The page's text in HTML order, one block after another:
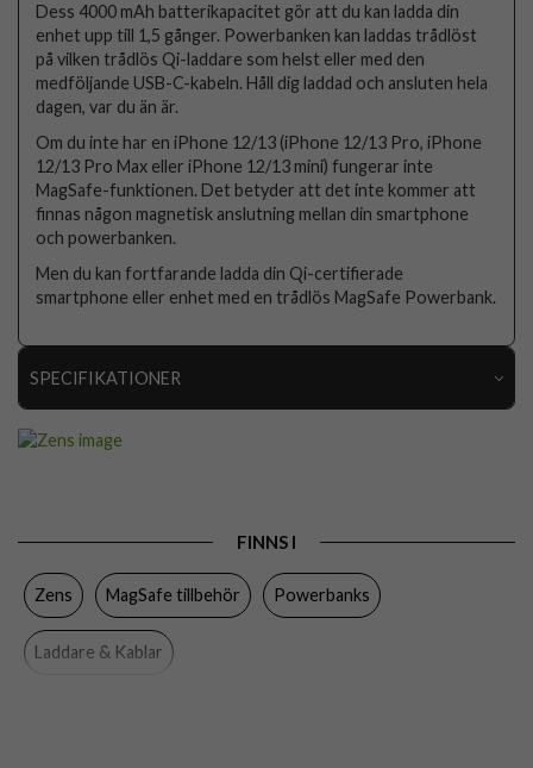
Dess 4000 mAh batterikapacitet gör att du kan ladda din
enhet upp till 1,5 gånger. Powerbanken kan laddas trådlöst
på vilken trådlös Qi-laddare som helst eller med den
medföljande USB-C-kabeln. Håll dig laddad och ansluten hela
dagen, var du än är.
Om du inte har en iPhone 12/13 (iPhone 12/13 Pro, iPhone
12/13 Pro Max eller iPhone 12/13 mini) fungerar inte
MagSafe-funktionen. Det betyder att det inte kommer att
finnas någon magnetisk anslutning mellan din smartphone
och powerbanken.
Men du kan fortfarande ladda din Qi-certifierade
smartphone eller enhet med en trådlös MagSafe Powerbank.
SPECIFIKATIONER
Färg
Material
Varumärke
FINNS I
Zens MagSafe tillbehör Powerbanks
Laddare & Kablar